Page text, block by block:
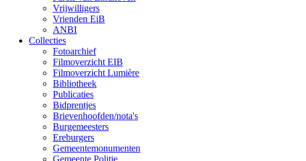
Vrijwilligers
Vrienden EiB
ANBI
Collecties
Fotoarchief
Filmoverzicht EIB
Filmoverzicht Lumière
Bibliotheek
Publicaties
Bidprentjes
Brievenhoofden/nota's
Burgemeesters
Ereburgers
Gemeentemonumenten
Gemeente Politie